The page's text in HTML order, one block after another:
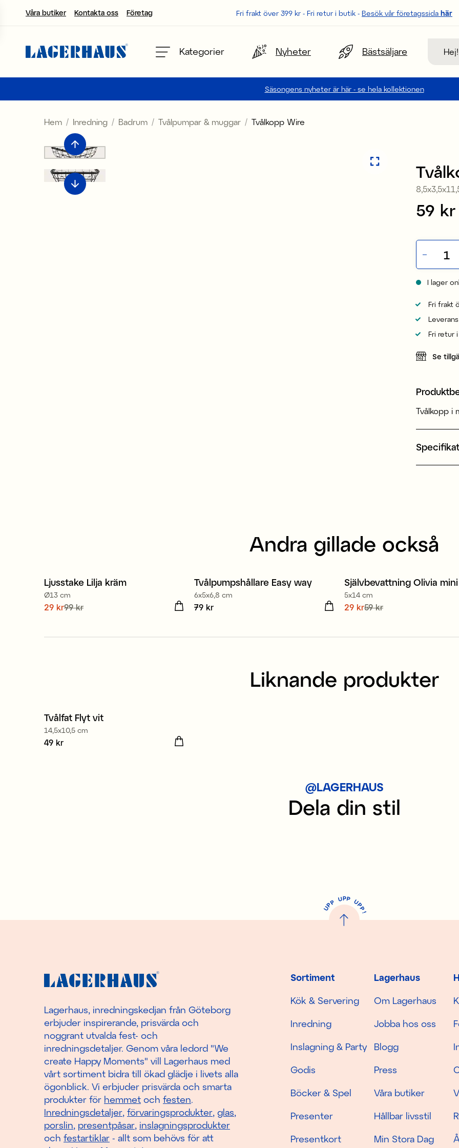
Våra butiker Kontakta oss Företag Fri frakt över 399 kr - Fri retur i butik - Besök vår företagssida här
Kategorier Nyheter Bästsäljare
Säsongens nyheter är här - se hela kollektionen
Välj språk / valuta
FI / EUR
NO / NKR
SE / SEK
Hem Inredning Badrum Tvålpumpar & muggar Tvålkopp Wire
Pris:
59 kr
I lager
Fri frakt
Fri retur
Se
Tvålkopp i
Andra gillade också
Sale
Ljusstake Lilja kräm
Ø13 cm
Nuvarande pris
29 kr99 kr
Tvålpumpshållare Easy way
6x5x6,8 cm
Pris:
79 kr
Sale
Självbevattning Olivia mini
5x14 cm
Nuvarande pris
29 kr59 kr
Liknande produkter
Tvålfat Flyt vit
14,5x10,5 cm
Pris:
49 kr
@LAGERHAUS
Dela din stil
U
P
P UPP UP
P
!
Sortiment
Kök & Servering
Inredning
Inslagning & Party
Godis
Böcker & Spel
Presenter
Presentkort
Lagerhaus
Om Lagerhaus
Jobba hos oss
Blogg
Press
Våra butiker
Hållbar livsstil
Min Stora Dag
Lagerhaus, inredningskedjan från Göteborg
erbjuder inspirerande, prisvärda och
noggrant utvalda fest- och
inredningsdetaljer. Genom våra ledord "We
create Happy Moments" vill Lagerhaus med
vårt sortiment bidra till ökad glädje i livets alla
ögonblick. Vi erbjuder prisvärda och smarta
produkter för hemmet och festen.
Inredningsdetaljer, förvaringsprodukter, glas,
porslin, presentpåsar, inslagningsprodukter
och festartiklar - allt som behövs för att